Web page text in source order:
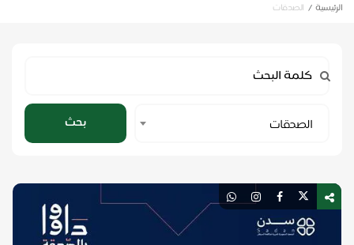
الرئيسية الصدقات
Category
الصدقات بحث